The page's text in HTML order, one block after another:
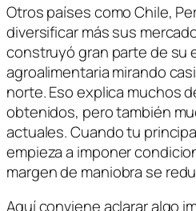
Otros países como Chile,
diversificar más sus
construyó gran parte de su
agroalimentaria mirando
norte. Eso explica muchos
obtenidos, pero también
actuales. Cuando tu
empieza a imponer
margen de maniobra se
Aquí conviene aclarar algo